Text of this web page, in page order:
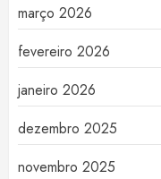
março 2026
fevereiro 2026
janeiro 2026
dezembro 2025
novembro 2025